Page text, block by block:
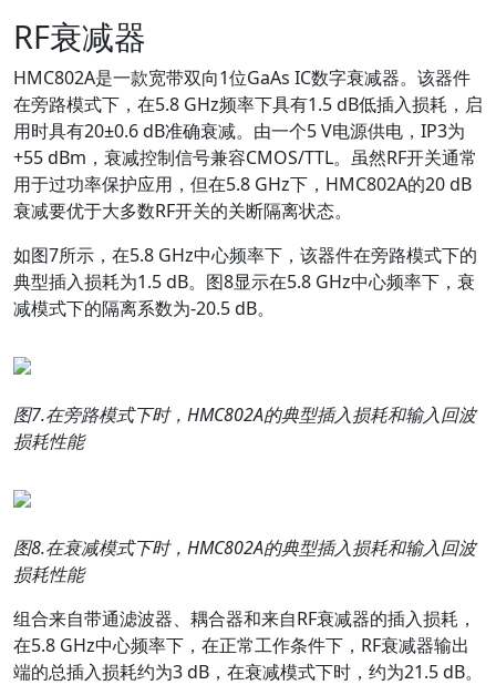
RF衰减器
HMC802A是一款宽带双向1位GaAs IC数字衰减器。该器件
在旁路模式下，在5.8 GHz频率下具有1.5 dB低插入损耗，启
用时具有20±0.6 dB准确衰减。由一个5 V电源供电，IP3为
+55 dBm，衰减控制信号兼容CMOS/TTL。虽然RF开关通常
用于过功率保护应用，但在5.8 GHz下，HMC802A的20 dB
衰减要优于大多数RF开关的关断隔离状态。
如图7所示，在5.8 GHz中心频率下，该器件在旁路模式下的
典型插入损耗为1.5 dB。图8显示在5.8 GHz中心频率下，衰
减模式下的隔离系数为-20.5 dB。
图7.在旁路模式下时， HMC802A的典型插入损耗和输入回波
损耗性能
图8.在衰减模式下时， HMC802A的典型插入损耗和输入回波
损耗性能
组合来自带通滤波器、耦合器和来自RF衰减器的插入损耗，
在5.8 GHz中心频率下，在正常工作条件下，RF衰减器输出
端的总插入损耗约为3 dB，在衰减模式下时，约为21.5 dB。